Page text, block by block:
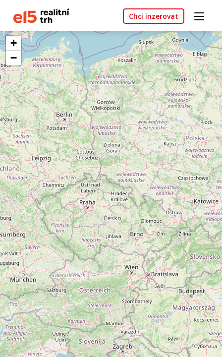
Chci inzerovat
+
−